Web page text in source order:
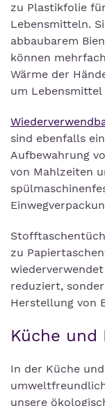
zu Plastikfolie
Lebensmitteln.
abbaubarem
können
Wärme der
um
sind ebenfalls
Aufbewahrung
von Mahlzeiten
zu
reduziert,
Herstellung von
Küche und
In der Küche
unsere